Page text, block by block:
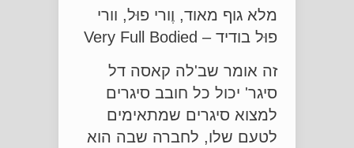
מלא גוף מאוד, וֶורי פוּל, וורי
פוּל בודיד – Very Full Bodied
זה אומר שב'לה קאסה דל
סיגר' יכול כל חובב סיגרים
למצוא סיגרים שמתאימים
לטעם שלו, לחברה שבה הוא